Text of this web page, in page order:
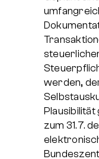
werden,
Plausibilität
zum 31.7.